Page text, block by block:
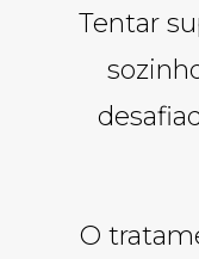
Tentar
O